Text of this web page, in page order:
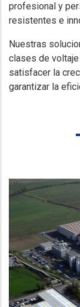
profesional y
resistentes e
Nuestras
clases de
satisfacer la
garantizar la